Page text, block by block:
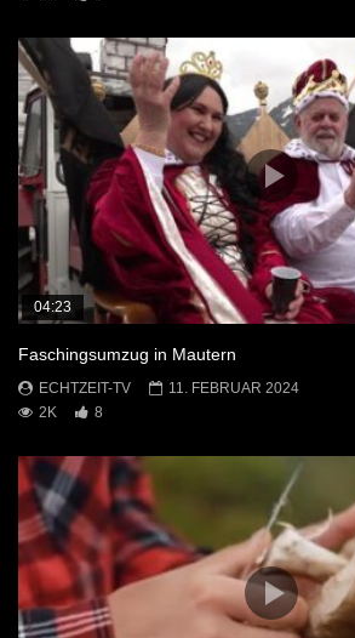
04:23
Faschingsumzug in Mautern
ECHTZEIT-TV
11. FEBRUAR 2024
2K
8